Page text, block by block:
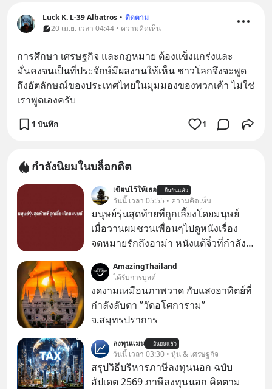
Luck K. L-39 Albatros • ติดตาม
20 เม.ย. เวลา 04:44 • ความคิดเห็น
การศึกษา เศรษฐกิจ และกฎหมาย ต้องเเข็งแกร่งและ
มั่นคงจนเป็นที่ประจักษ์มีผลงานให้เห็น ชาวโลกจึงจะพูด
ถึงอัตลักษณ์ของประเทศไทยในมุมมองของพวกเค้า ไม่ใช่
เราพูดเองครับ
1 บันทึก 1
กำลังนิยมในบล็อกดิต
เขียนไว้ให้เธอ ยืนยันแล้ว
วันนี้ เวลา 05:55 • ความคิดเห็น
มนุษย์รุ่นสุดท้ายที่ถูกเลี้ยงโดยมนุษย์
เมื่อวานผมชวนเพื่อนๆไปดูหนังเรื่อง
จดหมายรักถึงอาม่า หนังแต้จิ๋วที่กำลัง
ป๊าผมเห็นโปสเตอร์หนังเรื่องนี้หลาย
เดือนก่อนและอยากดูมาก ด้วยเพราะว่า
อากงก็มาจากเมืองจีน ป๊าก็พูดแต้จิ๋วได้
มีเรื่องราวมีความผูกพันที่ได้ยินตั้งแต่
AmazingThailand
ได้รับการบูสต์
งดงามเหมือนภาพวาด กับแสงอาทิตย์ที่
กำลังลับตา ”วัดอโศการาม”
จ.สมุทรปราการ
ลงทุนแมน ยืนยันแล้ว
วันนี้ เวลา 03:30 • หุ้น & เศรษฐกิจ
สรุปวิธีบริหารภาษีลงทุนนอก ฉบับ
อัปเดต 2569 ภาษีลงทุนนอก คิดตาม